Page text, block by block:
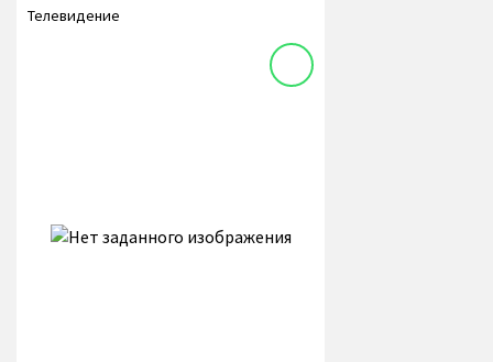
Телевидение